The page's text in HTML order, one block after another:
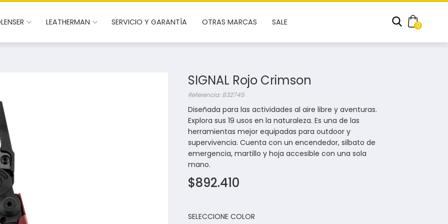
LEATHERMAN SERVICIO Y GARANTÍA OTRAS MARCAS SALE 0
SIGNAL Rojo Crimson
Referencia: 832745
Diseñada para las actividades al aire libre y aventuras.
Explora sus 19 usos en la naturaleza. Es una de las
herramientas mejor equipadas para outdoor y
supervivencia. Cuenta con un encendedor, silbato de
emergencia, martillo y hoja accesible con una sola
mano.
$892.410
SELECCIONE COLOR